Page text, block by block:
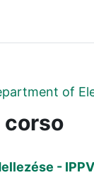
of
corso
-